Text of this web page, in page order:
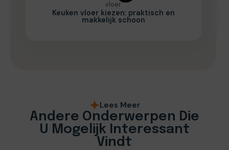
vloer
Keuken vloer kiezen: praktisch en
makkelijk schoon
Lees Meer
Andere Onderwerpen Die
U Mogelijk Interessant
Vindt